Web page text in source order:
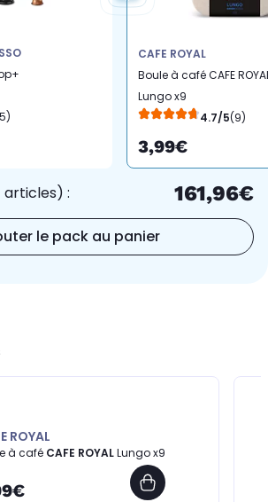
CAFE ROYAL
Boule à café CAFE
Lungo x9
4.7/5(9)
3,99€
: 161,96€
le pack au panier
ROYAL
à café CAFE ROYALLungo x9